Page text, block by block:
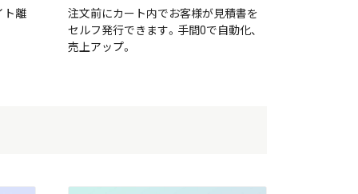
ト離
注文前にカート内でお客様が見積書を
セルフ発行できます。手間0で自動化、
売上アップ。